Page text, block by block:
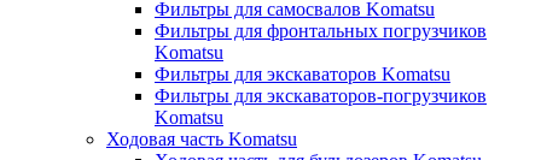
Фильтры для самосвалов Komatsu
Фильтры для фронтальных погрузчиков
Komatsu
Фильтры для экскаваторов Komatsu
Фильтры для экскаваторов-погрузчиков
Komatsu
Ходовая часть Komatsu